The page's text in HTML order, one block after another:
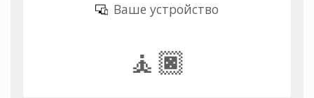
Ваше устройство
🧘🏿